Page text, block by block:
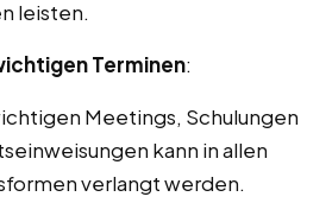
leisten.
Terminen:
Meetings, Schulungen
kann in allen
verlangt werden.